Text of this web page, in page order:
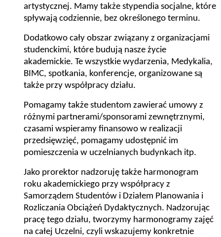
artystycznej. Mamy także stypendia socjalne, które
spływają codziennie, bez określonego terminu.
Dodatkowo cały obszar związany z organizacjami
studenckimi, które budują nasze życie
akademickie. Te wszystkie wydarzenia, Medykalia,
BIMC, spotkania, konferencje, organizowane są
także przy współpracy działu.
Pomagamy także studentom zawierać umowy z
różnymi partnerami/sponsorami zewnętrznymi,
czasami wspieramy finansowo w realizacji
przedsięwzięć, pomagamy udostępnić im
pomieszczenia w uczelnianych budynkach itp.
Jako prorektor nadzoruję także harmonogram
roku akademickiego przy współpracy z
Samorządem Studentów i Działem Planowania i
Rozliczania Obciążeń Dydaktycznych. Nadzorując
pracę tego działu, tworzymy harmonogramy zajęć
na całej Uczelni, czyli wskazujemy konkretnie